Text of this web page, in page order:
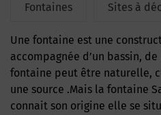
Fontaines Sites à
Une fontaine est une construction, généralement
accompagnée d’un bassin,
fontaine peut être naturelle,
une source .Mais la fontaine
connait son origine elle se